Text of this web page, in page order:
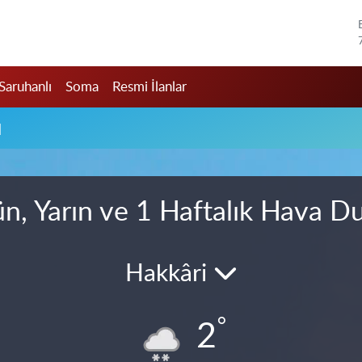
Soma Resmi İlanlar
Yarın ve 1 Haftalık Hava
Hakkâri
2°